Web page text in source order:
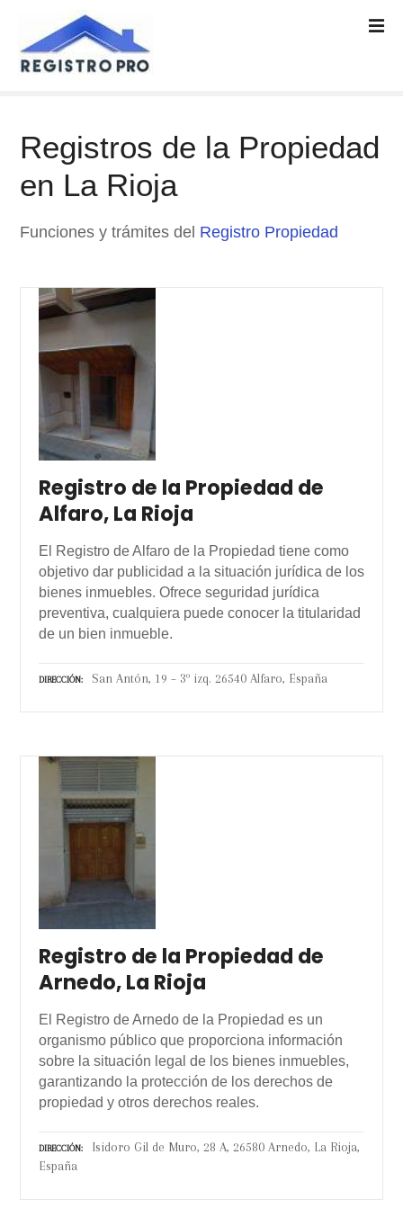
Registros de la Propiedad
en La Rioja
Funciones y trámites del Registro Propiedad
Registro de la Propiedad de
Alfaro, La Rioja
El Registro de Alfaro de la Propiedad tiene como
objetivo dar publicidad a la situación jurídica de los
bienes inmuebles. Ofrece seguridad jurídica
preventiva, cualquiera puede conocer la titularidad
de un bien inmueble.
DIRECCIÓN San Antón, 19 – 3º izq. 26540 Alfaro, España
Registro de la Propiedad de
Arnedo, La Rioja
El Registro de Arnedo de la Propiedad es un
organismo público que proporciona información
sobre la situación legal de los bienes inmuebles,
garantizando la protección de los derechos de
propiedad y otros derechos reales.
DIRECCIÓN
Isidoro Gil de Muro, 28 A, 26580 Arnedo, La Rioja,
España